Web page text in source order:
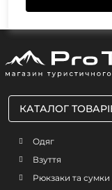
КАТАЛОГ
Одяг
Взуття
Рюкзаки та сумки